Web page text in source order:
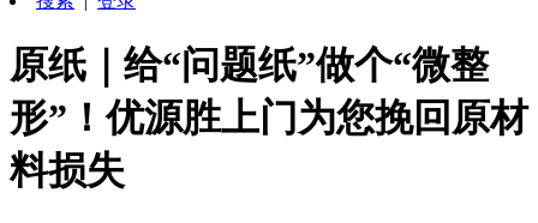
原纸｜给“问题纸”做个“微整
形”！优源胜上门为您挽回原材
料损失